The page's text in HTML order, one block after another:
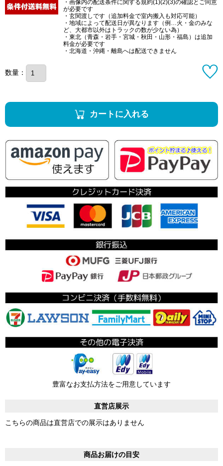
・画像内の配送条件に関する規約(1)(2)(3)の確認とご同意
が必要です
・玄関渡しです（追加料金で室内搬入も対応可能）
・地域によって配送日が異なります（例…火・金のみな
ど、大都市以外はトラックの数が少ない為）
・東北（青森・岩手・宮城・秋田・山形・福島）は追加
料金が必要です
・北海道・沖縄・離島へは配送できません
数量：
カートに入れる
豊富なお支払方法をご用意しています
直営店展示
こちらの商品は直営店での展示はありません
商品お届けの目安